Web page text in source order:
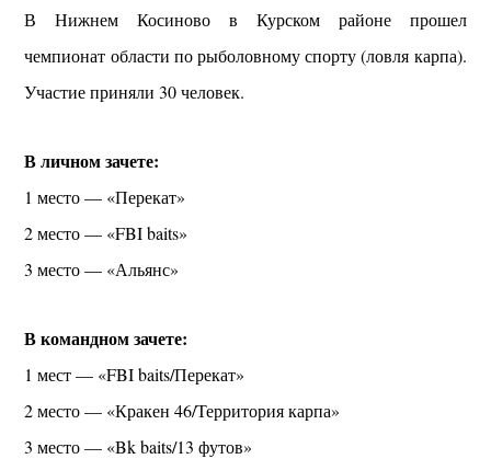
В Нижнем Косиново в Курском районе прошел
чемпионат области по рыболовному спорту (ловля карпа).
Участие приняли 30 человек.
В личном зачете:
1 место — «Перекат»
2 место — «FBI baits»
3 место — «Альянс»
В командном зачете:
1 мест — «FBI baits/Перекат»
2 место — «Кракен 46/Территория карпа»
3 место — «Bk baits/13 футов»